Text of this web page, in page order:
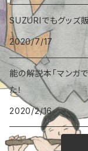
マスキングテープ
一筆箋
タテバンコ
狂言〈釣狐〉
能〈土蜘蛛／土蜘〉
能〈葵上〉
能〈菊慈童／枕慈童〉
SUZURIでもグッズ
2020/7/17
能の解説本「マンガ
た！
2020/2/16